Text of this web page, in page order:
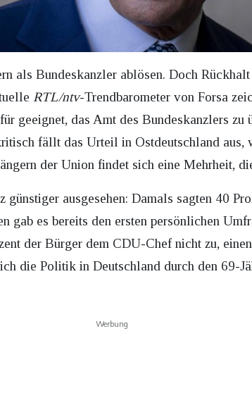
als Bundeskanzler ablösen. Doch
RTL/ntv-Trendbarometer von Forsa
geeignet, das Amt des Bundeskanzlers zu
fällt das Urteil in Ostdeutschland aus,
der Union findet sich eine Mehrheit,
ausgesehen: Damals sagten 40
gab es bereits den ersten persönlichen
der Bürger dem CDU-Chef nicht zu,
die Politik in Deutschland durch den 69-
Werbung